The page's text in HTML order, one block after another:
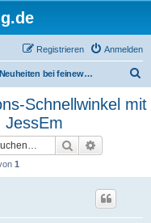
Anmelden
Registrieren
Neuheiten bei feinewerkzeuge.de
c
Schnellwinkel mit
JessEm
Suche
1